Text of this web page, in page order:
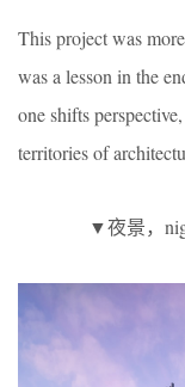
This project was
was a lesson in the
one shifts
territories of
▼夜景，